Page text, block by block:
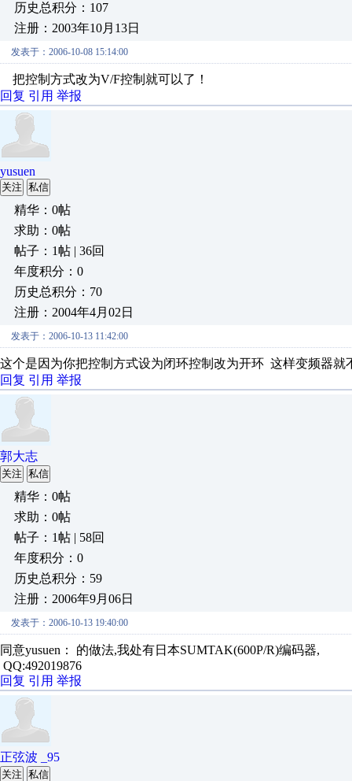
历史总积分：107
注册：2003年10月13日
发表于：2006-10-08 15:14:00
把控制方式改为V/F控制就可以了！
回复 引用 举报
yusuen
关注 私信
精华：0帖
求助：0帖
帖子：1帖 | 36回
年度积分：0
历史总积分：70
注册：2004年4月02日
发表于：2006-10-13 11:42:00
这个是因为你把控制方式设为闭环控制改为开环 这样变频器就
回复 引用 举报
郭大志
关注 私信
精华：0帖
求助：0帖
帖子：1帖 | 58回
年度积分：0
历史总积分：59
注册：2006年9月06日
发表于：2006-10-13 19:40:00
同意yusuen： 的做法,我处有日本SUMTAK(600P/R)编码器,
QQ:492019876
回复 引用 举报
正弦波 _95
关注 私信